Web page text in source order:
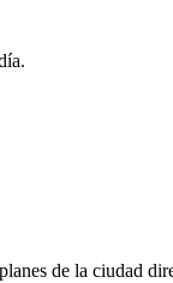
de la ciudad